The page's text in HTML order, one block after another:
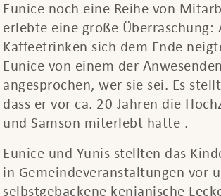
Eunice noch eine Reihe von
erlebte eine große Überraschung:
Kaffeetrinken sich dem Ende
Eunice von einem der Anwesenden
angesprochen, wer sie sei. Es
dass er vor ca. 20 Jahren die
und Samson miterlebt hatte .
Eunice und Yunis stellten das
in Gemeindeveranstaltungen vor
selbstgebackene kenianische